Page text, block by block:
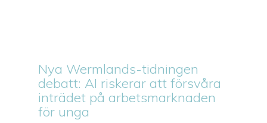
Nya Wermlands-tidningen
debatt: AI riskerar att försvåra
inträdet på arbetsmarknaden
för unga